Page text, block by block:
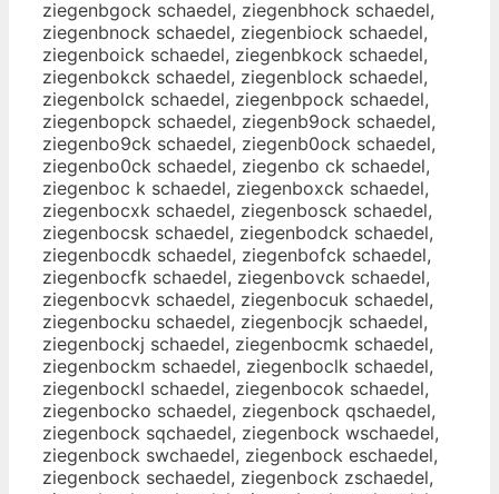
ziegenbgock schaedel, ziegenbhock schaedel,
ziegenbnock schaedel, ziegenbiock schaedel,
ziegenboick schaedel, ziegenbkock schaedel,
ziegenbokck schaedel, ziegenblock schaedel,
ziegenbolck schaedel, ziegenbpock schaedel,
ziegenbopck schaedel, ziegenb9ock schaedel,
ziegenbo9ck schaedel, ziegenb0ock schaedel,
ziegenbo0ck schaedel, ziegenbo ck schaedel,
ziegenboc k schaedel, ziegenboxck schaedel,
ziegenbocxk schaedel, ziegenbosck schaedel,
ziegenbocsk schaedel, ziegenbodck schaedel,
ziegenbocdk schaedel, ziegenbofck schaedel,
ziegenbocfk schaedel, ziegenbovck schaedel,
ziegenbocvk schaedel, ziegenbocuk schaedel,
ziegenbocku schaedel, ziegenbocjk schaedel,
ziegenbockj schaedel, ziegenbocmk schaedel,
ziegenbockm schaedel, ziegenboclk schaedel,
ziegenbockl schaedel, ziegenbocok schaedel,
ziegenbocko schaedel, ziegenbock qschaedel,
ziegenbock sqchaedel, ziegenbock wschaedel,
ziegenbock swchaedel, ziegenbock eschaedel,
ziegenbock sechaedel, ziegenbock zschaedel,